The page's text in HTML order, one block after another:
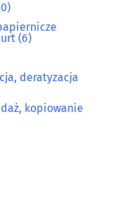
(6)
deratyzacja
kopiowanie